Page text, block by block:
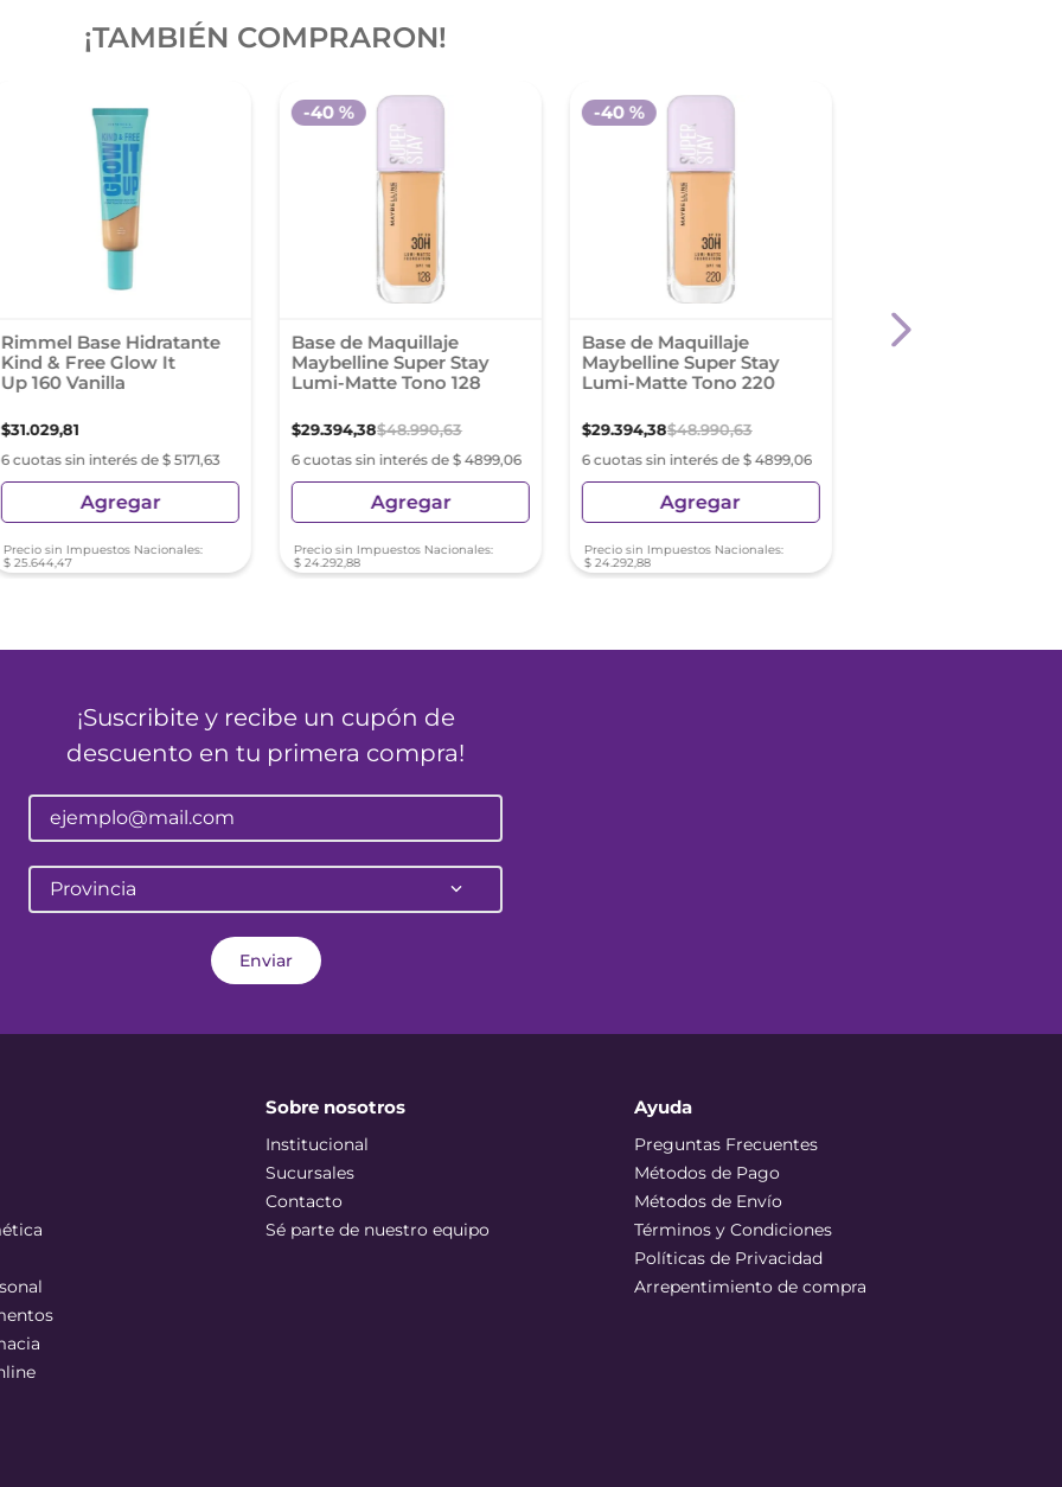
¡TAMBIÉN COMPRARON!
Rimmel Base Hidratante
Kind & Free Glow It
Up 160 Vanilla
$31.029,81
6 cuotas sin interés de $ 5171,63
Agregar
Precio sin Impuestos Nacionales:
$ 25.644,47
Base de Maquillaje
Maybelline Super Stay
Lumi-Matte Tono 128
$29.394,38$48.990,63
6 cuotas sin interés de $ 4899,06
-40 %
Agregar
Precio sin Impuestos Nacionales:
$ 24.292,88
Base de Maquillaje
Maybelline Super Stay
Lumi-Matte Tono 220
$29.394,38$48.990,63
6 cuotas sin interés de $ 4899,06
-40 %
Agregar
Precio sin Impuestos Nacionales:
$ 24.292,88
Base de Maquillaje
¡Suscribite y recibe un cupón de
descuento en tu primera compra!
Provincia
Enviar
Sobre nosotros
Institucional
Sucursales
Contacto
Sé parte de nuestro equipo
Ayuda
Preguntas Frecuentes
Métodos de Pago
Métodos de Envío
Términos y Condiciones
Políticas de Privacidad
Arrepentimiento de compra